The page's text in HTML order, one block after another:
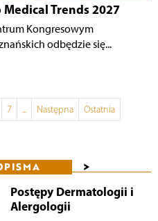
Medical Trends 2027
Kongresowym
odbędzie się...
7 ... Następna Ostatnia
>
Postępy Dermatologii i
Alergologii